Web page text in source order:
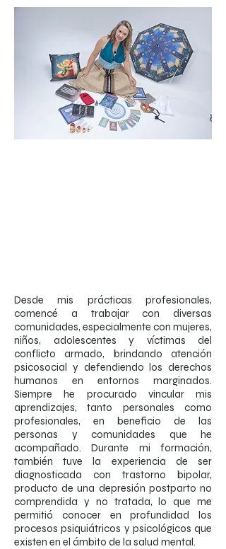
Desde mis prácticas profesionales,
comencé a trabajar con diversas
comunidades, especialmente con mujeres,
niños, adolescentes y víctimas del
conflicto armado, brindando atención
psicosocial y defendiendo los derechos
humanos en entornos marginados.
Siempre he procurado vincular mis
aprendizajes, tanto personales como
profesionales, en beneficio de las
personas y comunidades que he
acompañado. Durante mi formación,
también tuve la experiencia de ser
diagnosticada con trastorno bipolar,
producto de una depresión postparto no
comprendida y no tratada, lo que me
permitió conocer en profundidad los
procesos psiquiátricos y psicológicos que
existen en el ámbito de la salud mental.